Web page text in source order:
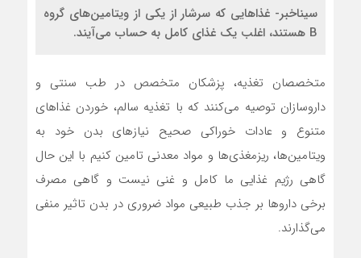
سیناخبر- غذا‌هایی که سرشار از یکی از ویتامین‌های گروه
B هستند، اغلب یک غذای کامل به حساب می‌آیند.
متخصصان تغذیه، پزشکان متخصص در طب سنتی و
داروسازان توصیه می‌کنند که با تغذیه سالم، خوردن غذا‌های
متنوع و عادات خوراکی صحیح نیاز‌های بدن خود به
ویتامین‌ها، ریزمغذی‌ها و مواد معدنی تامین کنیم با این حال
گاهی رژیم غذایی ما کامل و غنی نیست و گاهی مصرف
برخی دارو‌ها بر جذب طبیعی مواد ضروری در بدن تاثیر منفی
می‌گذارند.